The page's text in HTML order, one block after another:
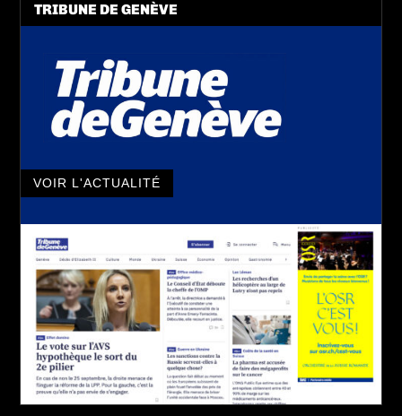
TRIBUNE DE GENÈVE
VOIR L'ACTUALITÉ